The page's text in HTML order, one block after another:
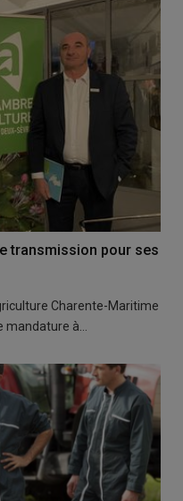
transmission pour ses
Charente-Maritime
mandature à…